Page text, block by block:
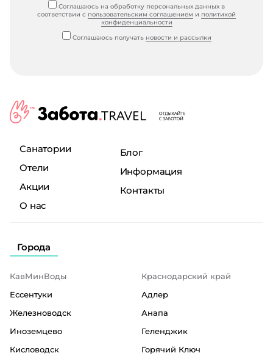
Соглашаюсь на обработку персональных данных в
соответствии с пользовательским соглашением и политикой
конфиденциальности
Соглашаюсь получать новости и рассылки
Санатории
Отели
Акции
О нас
Блог
Информация
Контакты
Города
КавМинВоды
Ессентуки
Железноводск
Иноземцево
Кисловодск
Краснодарский край
Адлер
Анапа
Геленджик
Горячий Ключ